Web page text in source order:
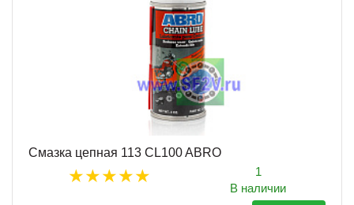
Смазка цепная 113 CL100 ABRO
1
В наличии